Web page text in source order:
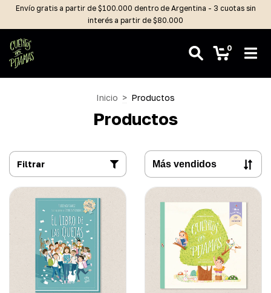
Envío gratis a partir de $100.000 dentro de Argentina - 3 cuotas sin
interés a partir de $80.000
0
Inicio > Productos
Productos
Filtrar